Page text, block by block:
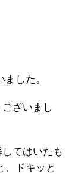
した。
ざいまし
てはいたも
、ドキッと